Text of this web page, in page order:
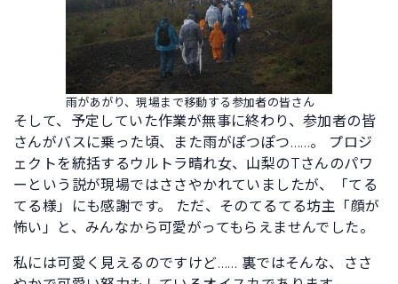
雨があがり、現場まで移動する参加者の皆さん
そして、予定していた作業が無事に終わり、参加者の皆
さんがバスに乗った頃、また雨がぽつぽつ……。 プロジ
ェクトを統括するウルトラ晴れ女、山梨のTさんのパワ
ーという説が現場ではささやかれていましたが、「てる
てる様」にも感謝です。 ただ、そのてるてる坊主「顔が
怖い」と、みんなから可愛がってもらえませんでした。
私には可愛く見えるのですけど…… 裏ではそんな、ささ